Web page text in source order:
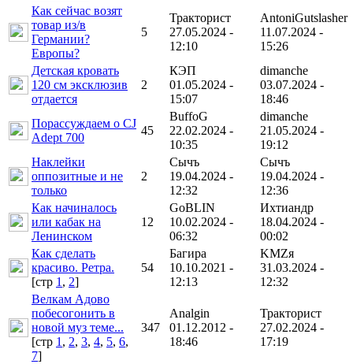
Как сейчас возят
товар из/в
Германии?
Европы?
5
Тракторист
27.05.2024 -
12:10
AntoniGutslasher
11.07.2024 -
15:26
Детская кровать
120 см эксклюзив
отдается
2
КЭП
01.05.2024 -
15:07
dimanche
03.07.2024 -
18:46
Порассуждаем о CJ
Adept 700
45
BuffoG
22.02.2024 -
10:35
dimanche
21.05.2024 -
19:12
Наклейки
оппозитные и не
только
2
Сычъ
19.04.2024 -
12:32
Сычъ
19.04.2024 -
12:36
Как начиналось
или кабак на
Ленинском
12
GoBLIN
10.02.2024 -
06:32
Ихтиандр
18.04.2024 -
00:02
Как сделать
красиво. Ретра.
[cтр 1, 2]
54
Багира
10.10.2021 -
12:13
KMZя
31.03.2024 -
12:32
Велкам Адово
побесогонить в
новой муз теме...
[cтр 1, 2, 3, 4, 5, 6,
7]
347
Analgin
01.12.2012 -
18:46
Тракторист
27.02.2024 -
17:19